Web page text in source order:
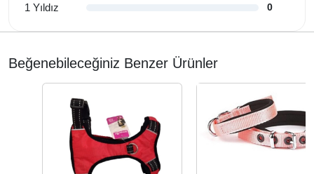
1 Yıldız 0
Beğenebileceğiniz Benzer Ürünler